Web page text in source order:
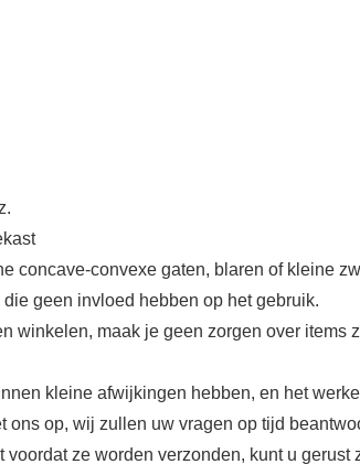
concave-convexe gaten, blaren of kleine
geen invloed hebben op het gebruik.
winkelen, maak je geen zorgen over
kleine afwijkingen hebben, en het
ons op, wij zullen uw vragen op tijd
ze worden verzonden, kunt u gerust